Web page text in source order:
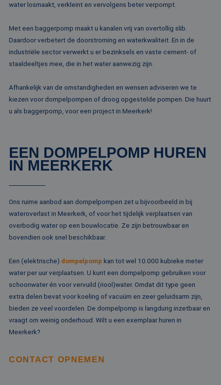
water losmaakt, verkleint en vervolgens beter verpompt.
Met een baggerpomp maakt u kanalen vrij van overtollig slib.
Daardoor verbetert de doorstroming en waterkwaliteit. En in de
industriële sector verwerkt u er bezinksels en vaste cement- of
staaldeeltjes mee, die in het water aanwezig zijn.
Afhankelijk van de omstandigheden en wensen adviseren we te
kiezen voor dompelpompen of droog opgestelde pompen. Die huurt
u als baggerpomp, voor een project in Meerkerk!
EEN DOMPELPOMP HUREN
IN MEERKERK
Ons ruime aanbod aan dompelpompen zet u bijvoorbeeld in bij
wateroverlast in Meerkerk, of voor het tijdelijk verplaatsen van
overbodig water op een bouwlocatie. Ze zijn betrouwbaar en
bovendien ook snel beschikbaar.
Een (elektrische) dompelpomp kan tot wel 10.000 kubieke meter
water per uur verplaatsen. U kunt een dompelpomp gebruiken voor
schoonwater én voor vervuild (riool)water. Omdat dit type geen
extra delen bevat voor koeling of vacuüm en zeer geluidsarm zijn,
bieden ze veel voordelen. De dompelpomp is langdurig inzetbaar en
vraagt om weinig onderhoud. Wilt u een exemplaar huren in
Meerkerk?
CONTACT OPNEMEN